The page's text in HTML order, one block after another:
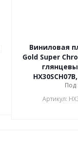
Виниловая
Gold Super
Под
Артикул: